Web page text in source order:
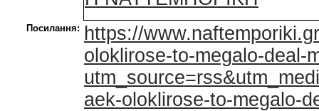
Посилання:
https://
oloklirose-to-megalo-deal-
aek-oloklirose-to-megalo-